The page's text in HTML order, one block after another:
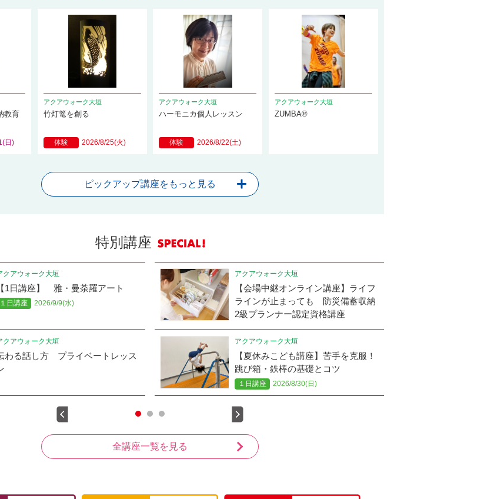
教育
日)
アクアウォーク大垣
竹灯篭を創る
体験 2026/8/25(火)
アクアウォーク大垣
ハーモニカ個人レッスン
体験 2026/8/22(土)
アクアウォーク大垣
ZUMBA®
ピックアップ講座をもっと見る
特別講座
クアウォーク大垣
【1日講座】 雅・曼荼羅アート
１日講座 2026/9/9(水)
アクアウォーク大垣
【会場中継オンライン講座】ライフ
ラインが止まっても 防災備蓄収納
2級プランナー認定資格講座
クアウォーク大垣
わる話し方 プライベートレッス
アクアウォーク大垣
【夏休みこども講座】苦手を克服！
跳び箱・鉄棒の基礎とコツ
１日講座 2026/8/30(日)
全講座一覧を見る